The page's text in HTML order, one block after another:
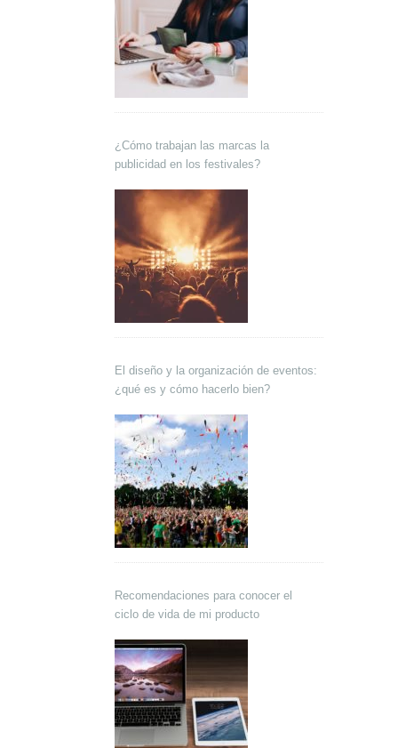
¿Cómo trabajan las marcas la
publicidad en los festivales?
El diseño y la organización de eventos:
¿qué es y cómo hacerlo bien?
Recomendaciones para conocer el
ciclo de vida de mi producto